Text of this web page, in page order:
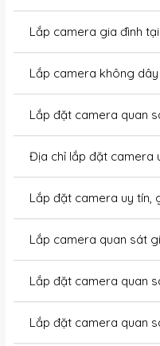
Lắp camera gia đình
Lắp camera không dây
Lắp đặt camera quan
Địa chỉ lắp đặt camera
Lắp đặt camera uy tín,
Lắp camera quan sát
Lắp đặt camera quan
Lắp đặt camera quan